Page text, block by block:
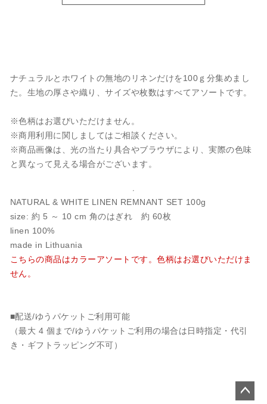
ナチュラルとホワイトの無地のリネンだけを100ｇ分集めまし
た。生地の厚さや織り、サイズや枚数はすべてアソートです。
※色柄はお選びいただけません。
※商用利用に関しましてはご相談ください。
※商品画像は、光の当たり具合やブラウザにより、実際の色味
と異なって見える場合がございます。
NATURAL & WHITE LINEN REMNANT SET 100g
size: 約 5 ～ 10 cm 角のはぎれ 約 60枚
linen 100%
made in Lithuania
こちらの商品はカラーアソートです。色柄はお選びいただけま
せん。
■配送/ゆうパケットご利用可能
（最大 4 個まで/ゆうパケットご利用の場合は日時指定・代引
き・ギフトラッピング不可）